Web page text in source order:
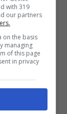
e Cecilia
verrà
preso
a
e
with 319
our partners
on the basis
managing
of this page
in privacy